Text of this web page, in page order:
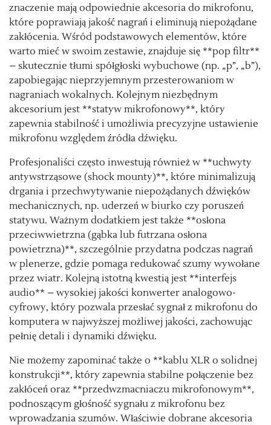
znaczenie mają odpowiednie akcesoria do mikrofonu,
które poprawiają jakość nagrań i eliminują niepożądane
zakłócenia. Wśród podstawowych elementów, które
warto mieć w swoim zestawie, znajduje się **pop filtr**
– skutecznie tłumi spółgłoski wybuchowe (np. „p”, „b”),
zapobiegając nieprzyjemnym przesterowaniom w
nagraniach wokalnych. Kolejnym niezbędnym
akcesorium jest **statyw mikrofonowy**, który
zapewnia stabilność i umożliwia precyzyjne ustawienie
mikrofonu względem źródła dźwięku.
Profesjonaliści często inwestują również w **uchwyty
antywstrząsowe (shock mounty)**, które minimalizują
drgania i przechwytywanie niepożądanych dźwięków
mechanicznych, np. uderzeń w biurko czy poruszeń
statywu. Ważnym dodatkiem jest także **osłona
przeciwwietrzna (gąbka lub futrzana osłona
powietrzna)**, szczególnie przydatna podczas nagrań
w plenerze, gdzie pomaga redukować szumy wywołane
przez wiatr. Kolejną istotną kwestią jest **interfejs
audio** – wysokiej jakości konwerter analogowo-
cyfrowy, który pozwala przesłać sygnał z mikrofonu do
komputera w najwyższej możliwej jakości, zachowując
pełnię detali i dynamiki dźwięku.
Nie możemy zapominać także o **kablu XLR o solidnej
konstrukcji**, który zapewnia stabilne połączenie bez
zakłóceń oraz **przedwzmacniaczu mikrofonowym**,
podnoszącym głośność sygnału z mikrofonu bez
wprowadzania szumów. Właściwie dobrane akcesoria